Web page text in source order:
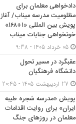
دادخواهی معلمان برای
مظلومیت مدرسه میناب/ آغاز
پویش بین المللی «۱+۱۶۸»
خونخواهی جنایات میناب
عقبگرد در مسیر تحول
دانشگاه فرهنگیان
پویش «مدرسه شجره طیبه
ایران» برای روایت اقدامات
معلمان در روزهای جنگ